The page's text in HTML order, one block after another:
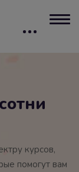
курсов,
помогут вам